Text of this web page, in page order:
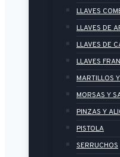
LLAVES
LLAVES DE
LLAVES DE
LLAVES
MARTILLOS
MORSAS Y
PINZAS Y
PISTOLA
SERRUCHOS